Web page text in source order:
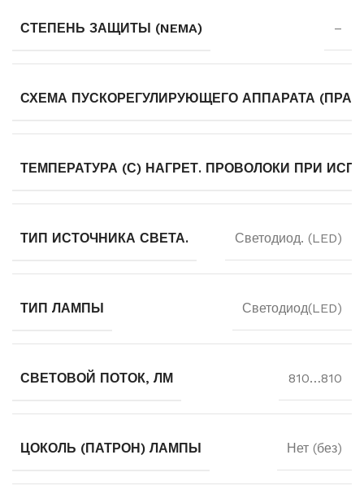
СТЕПЕНЬ ЗАЩИТЫ (NEMA) –
СХЕМА ПУСКОРЕГУЛИРУЮЩЕГО АППАРАТА (ПРА)
ТЕМПЕРАТУРА (С) НАГРЕТ. ПРОВОЛОКИ ПРИ
ТИП ИСТОЧНИКА СВЕТА. Светодиод. (LED)
ТИП ЛАМПЫ Светодиод(LED)
СВЕТОВОЙ ПОТОК, ЛМ 810…810
ЦОКОЛЬ (ПАТРОН) ЛАМПЫ Нет (без)